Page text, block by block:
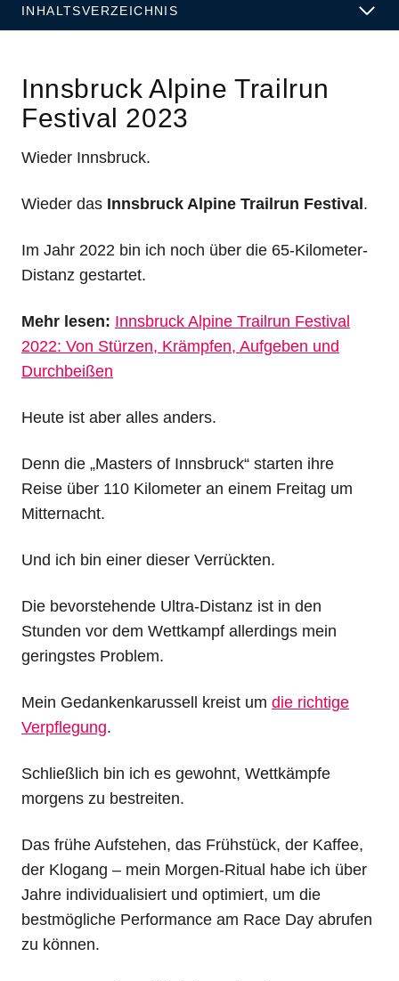
INHALTSVERZEICHNIS
Innsbruck Alpine Trailrun
Festival 2023
Wieder Innsbruck.
Wieder das Innsbruck Alpine Trailrun Festival .
Im Jahr 2022 bin ich noch über die 65-Kilometer-
Distanz gestartet.
Mehr lesen: Innsbruck Alpine Trailrun Festival
2022: Von Stürzen, Krämpfen, Aufgeben und
Durchbeißen
Heute ist aber alles anders.
Denn die „Masters of Innsbruck“ starten ihre
Reise über 110 Kilometer an einem Freitag um
Mitternacht.
Und ich bin einer dieser Verrückten.
Die bevorstehende Ultra-Distanz ist in den
Stunden vor dem Wettkampf allerdings mein
geringstes Problem.
Mein Gedankenkarussell kreist um die richtige
Verpflegung.
Schließlich bin ich es gewohnt, Wettkämpfe
morgens zu bestreiten.
Das frühe Aufstehen, das Frühstück, der Kaffee,
der Klogang – mein Morgen-Ritual habe ich über
Jahre individualisiert und optimiert, um die
bestmögliche Performance am Race Day abrufen
zu können.